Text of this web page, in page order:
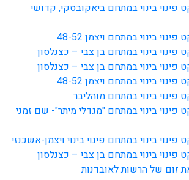
פינוי בינוי במתחם ביאקובסקי, קדושי
בינוי במתחם ויצמן 48-52
פינוי בינוי במתחם בן צבי – כצנלסון
פינוי בינוי במתחם בן צבי – כצנלסון
בינוי במתחם ויצמן 48-52
פינוי בינוי במתחם מוהליבר
פינוי בינוי במתחם "מגדלי מיתר"- שם זמני
בינוי במתחם פינוי בינוי ויצמן-אשכנזי
פינוי בינוי במתחם בן צבי – כצנלסון
זום של הרשות לאובדנות